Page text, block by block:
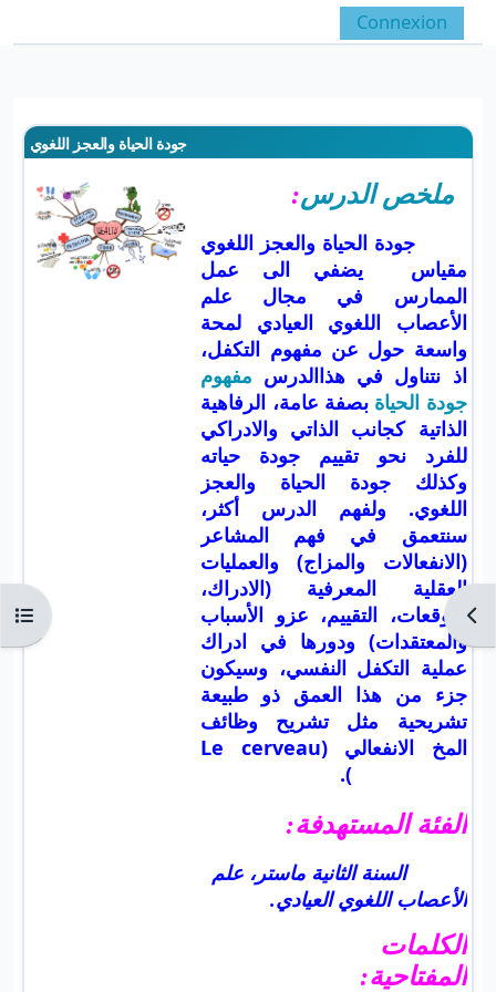
Panneau latéral
Activer/désactiver la
Connexion
Ouvrir l’index du cours
جودة الحياة والعجز اللغوي
ملخص الدرس:
جودة الحياة والعجز اللغوي
مقياس يضفي الى عمل
الممارس في مجال علم
الأعصاب اللغوي العيادي لمحة
واسعة حول عن مفهوم التكفل،
اذ نتناول في هذاالدرس مفهوم
جودة الحياة بصفة عامة، الرفاهية
الذاتية كجانب الذاتي والادراكي
للفرد نحو تقييم جودة حياته
وكذلك جودة الحياة والعجز
اللغوي. ولفهم الدرس أكثر،
سنتعمق في فهم المشاعر
(الانفعالات والمزاج) والعمليات
العقلية المعرفية (الادراك،
التوقعات، التقييم، عزو الأسباب
والمعتقدات) ودورها في ادراك
عملية التكفل النفسي، وسيكون
جزء من هذا العمق ذو طبيعة
تشريحية مثل تشريح وظائف
المخ الانفعالي (Le cerveau
émotionnel).
الفئة المستهدفة:
السنة الثانية ماستر، علم
الأعصاب اللغوي العيادي.
الكلمات
المفتاحية: